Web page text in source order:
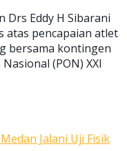
Drs Eddy H Sibarani
atas pencapaian atlet
bersama kontingen
(PON) XXI